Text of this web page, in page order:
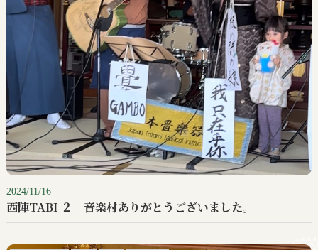
2024/11/16
西陣TABI ２ 音楽村ありがとうございました。